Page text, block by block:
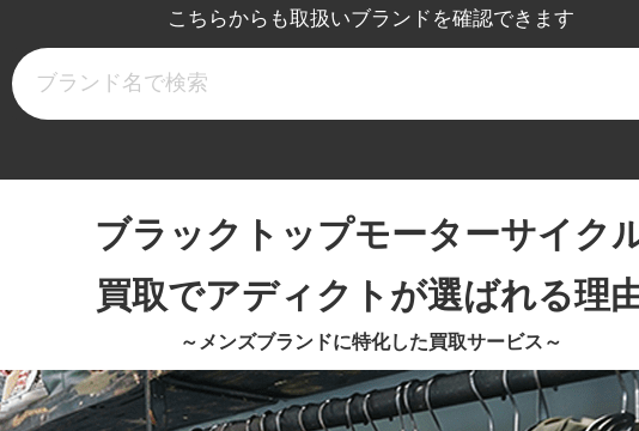
こちらからも取扱いブランドを確認できます
ブラックトップモーターサイク
買取でアディクトが選ばれる理
～メンズブランドに特化した買取サービス～